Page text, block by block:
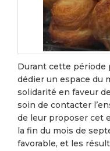
Durant cette période
dédier un espace du
solidarité en faveur
soin de contacter
de leur proposer cet
la fin du mois de
favorable, et les